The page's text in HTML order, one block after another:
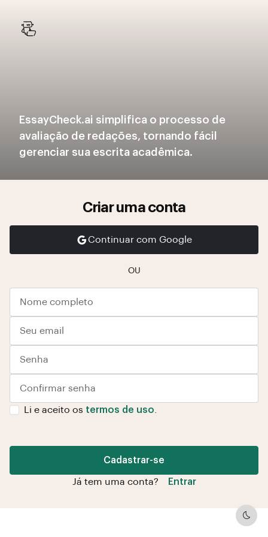
EssayCheck.ai simplifica o processo de
avaliação de redações, tornando fácil
gerenciar sua escrita acadêmica.
Criar uma conta
Continuar com Google
OU
Li e aceito os termos de uso
Cadastrar-se
Já tem uma conta? Entrar
Dark